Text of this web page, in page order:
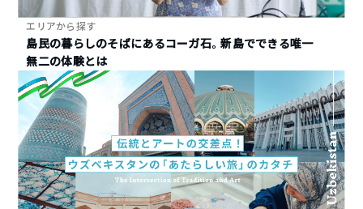
エリアから探す
島民の暮らしのそばにあるコーガ石。新島でできる唯一
無二の体験とは